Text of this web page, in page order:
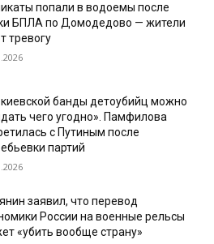
попали в водоемы после
БПЛА по Домодедово — жители
тревогу
банды детоубийц можно
чего угодно». Памфилова
с Путиным после
партий
заявил, что перевод
России на военные рельсы
«убить вообще страну»